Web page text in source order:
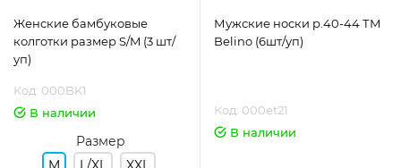
Женские бамбуковые
колготки размер S/M (3 шт/
уп)
Код: 000BK1
В наличии
Размер
Мужские носки р.40-44 ТМ
Belino (6шт/уп)
Код: 000et21
В наличии